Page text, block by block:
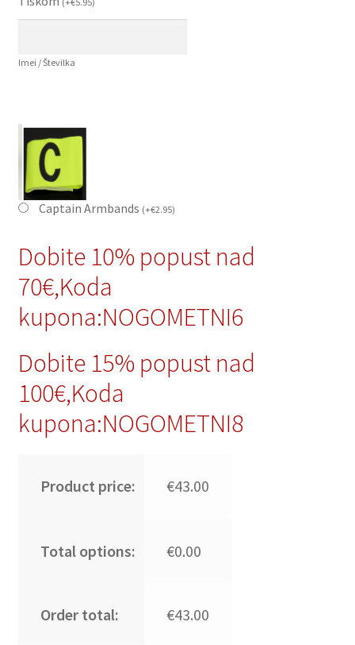
Imei / Številka
Captain Armbands (+€2.95)
Dobite 10% popust nad
70€,Koda
kupona:NOGOMETNI6
Dobite 15% popust nad
100€,Koda
kupona:NOGOMETNI8
Product price: €43.00
Total options: €0.00
Order total: €43.00